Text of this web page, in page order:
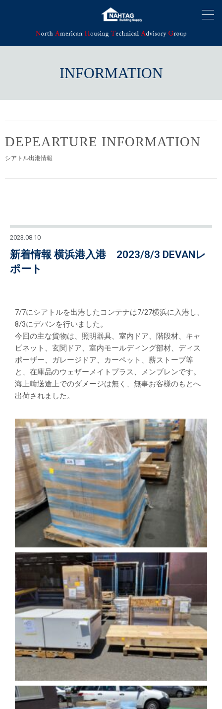
INFORMATION
DEPEARTURE INFORMATION
シアトル出港情報
2023.08.10
新着情報 横浜港入港 2023/8/3 DEVANレ
ポート
7/7にシアトルを出港したコンテナは7/27横浜に入港し、
8/3にデバンを行いました。
今回の主な貨物は、照明器具、室内ドア、階段材、キャ
ビネット、玄関ドア、室内モールディング部材、ディス
ポーザー、ガレージドア、カーペット、薪ストーブ等
と、在庫品のウェザーメイトプラス、メンブレンです。
海上輸送途上でのダメージは無く、無事お客様のもとへ
出荷されました。